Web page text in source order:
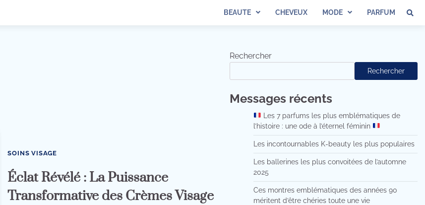
BEAUTE CHEVEUX MODE PARFUM
SOINS VISAGE
Éclat Révélé : La Puissance
Transformative des Crèmes Visage
Rechercher
Rechercher
Messages récents
Les 7 parfums les plus emblématiques de
l’histoire : une ode à l’éternel féminin
Les incontournables K-beauty les plus populaires
Les ballerines les plus convoitées de l’automne
2025
Ces montres emblématiques des années 90
méritent d’être chéries toute une vie